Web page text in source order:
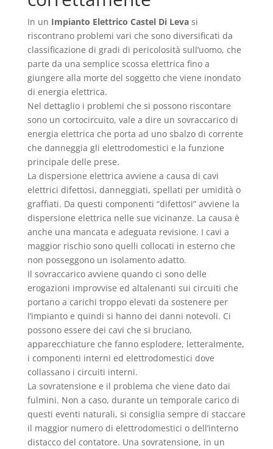
In un Impianto Elettrico Castel Di Levasi
riscontrano problemi vari che sono diversificati da
classificazione di gradi di pericolosità sull’uomo, che
parte da una semplice scossa elettrica fino a
giungere alla morte del soggetto che viene inondato
di energia elettrica.
Nel dettaglio i problemi che si possono riscontare
sono un cortocircuito, vale a dire un sovraccarico di
energia elettrica che porta ad uno sbalzo di corrente
che danneggia gli elettrodomestici e la funzione
principale delle prese.
La dispersione elettrica avviene a causa di cavi
elettrici difettosi, danneggiati, spellati per umidità o
graffiati. Da questi componenti “difettosi” avviene la
dispersione elettrica nelle sue vicinanze. La causa è
anche una mancata e adeguata revisione. I cavi a
maggior rischio sono quelli collocati in esterno che
non posseggono un isolamento adatto.
Il sovraccarico avviene quando ci sono delle
erogazioni improvvise ed altalenanti sui circuiti che
portano a carichi troppo elevati da sostenere per
l’impianto e quindi si hanno dei danni notevoli. Ci
possono essere dei cavi che si bruciano,
apparecchiature che fanno esplodere, letteralmente,
i componenti interni ed elettrodomestici dove
collassano i circuiti interni.
La sovratensione e il problema che viene dato dai
fulmini. Non a caso, durante un temporale carico di
questi eventi naturali, si consiglia sempre di staccare
il maggior numero di elettrodomestici o dell’interno
distacco del contatore. Una sovratensione, in un